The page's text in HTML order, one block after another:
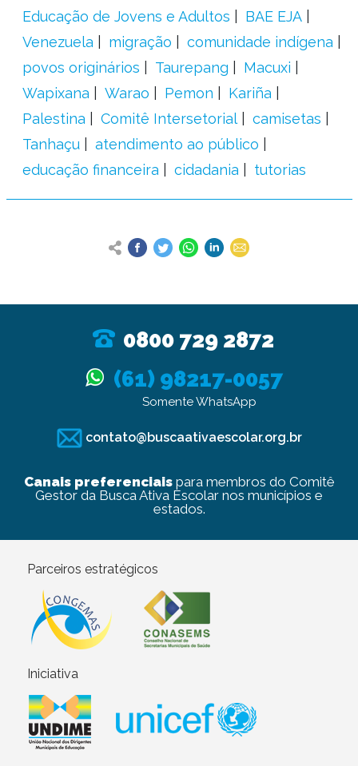
Educação de Jovens e Adultos
BAE EJA
Venezuela
migração
comunidade indígena
povos originários
Taurepang
Macuxi
Wapixana
Warao Pemon
Kariña
Palestina
Comitê Intersetorial
camisetas
Tanhaçu
atendimento ao público
educação financeira
cidadania tutorias
0800 729 2872
(61) 98217-0057
Somente WhatsApp
contato@buscaativaescolar.org.br
Canais preferenciaispara membros do Comitê
Gestor da Busca Ativa Escolar nos municípios e
estados.
Parceiros estratégicos
Iniciativa